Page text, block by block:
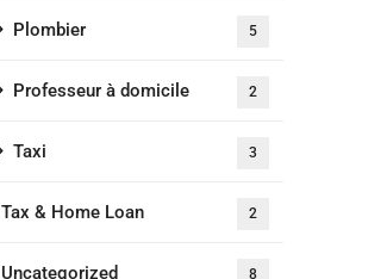
Plombier 5
Professeur à domicile 2
Taxi 3
Tax & Home Loan 2
Uncategorized 8